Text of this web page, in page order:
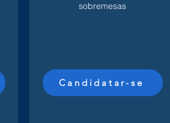
sobremesas
Candidatar-se